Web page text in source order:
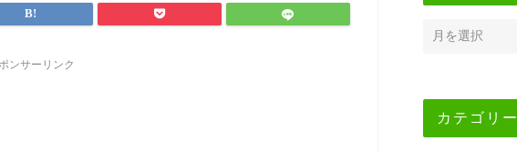
ンサーリンク
カテゴリー